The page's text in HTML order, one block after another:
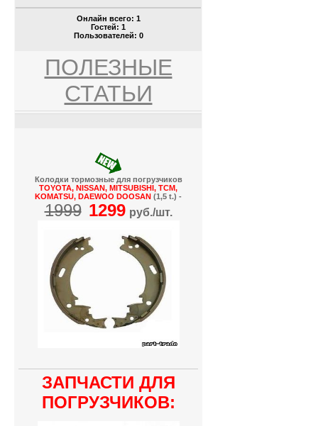
Онлайн всего: 1
Гостей: 1
Пользователей: 0
ПОЛЕЗНЫЕ
СТАТЬИ
Колодки тормозные для погрузчиков
TOYOTA, NISSAN, MITSUBISHI, TCM,
KOMATSU, DAEWOO DOOSAN (1,5 t.) -
1999 1299 руб./шт.
ЗАПЧАСТИ ДЛЯ
ПОГРУЗЧИКОВ: